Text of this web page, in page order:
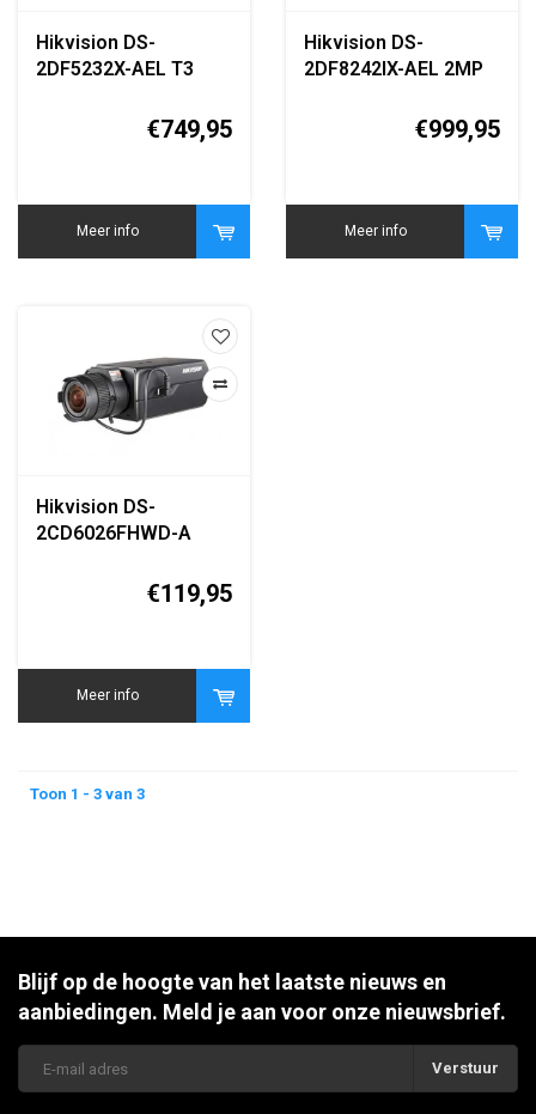
Hikvision DS-
2DF5232X-AEL T3
Dome Camera€749,95
Meer info
Hikvision DS-
2DF8242IX-AEL 2MP
€999,95
Meer info
Hikvision DS-
2CD6026FHWD-A
€119,95
Meer info
Toon 1 - 3 van 3
Blijf op de hoogte van het laatste nieuws en
aanbiedingen. Meld je aan voor onze nieuwsbrief.
Verstuur